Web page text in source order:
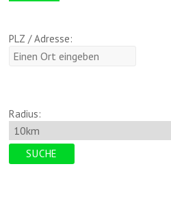
PLZ / Adresse:
Radius: